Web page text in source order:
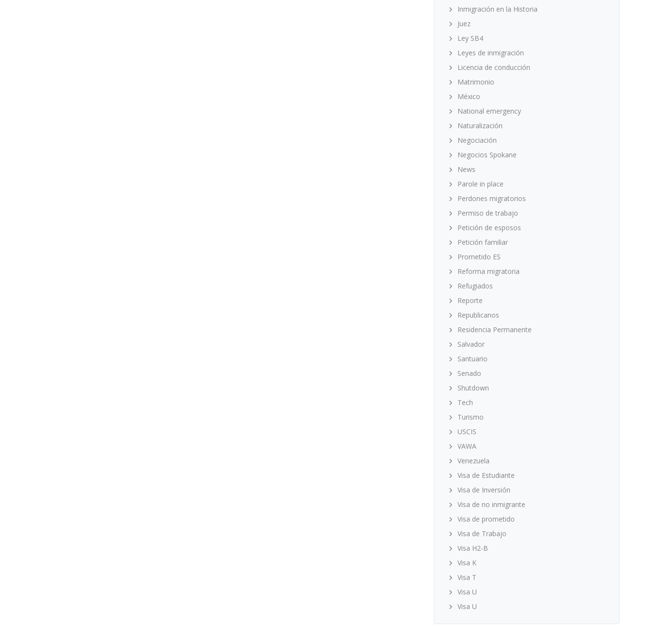
Inmigración en la Historia
Juez
Ley SB4
Leyes de inmigración
Licencia de conducción
Matrimonio
México
National emergency
Naturalización
Negociación
Negocios Spokane
News
Parole in place
Perdones migratorios
Permiso de trabajo
Petición de esposos
Petición familiar
Prometido ES
Reforma migratoria
Refugiados
Reporte
Republicanos
Residencia Permanente
Salvador
Santuario
Senado
Shutdown
Tech
Turismo
USCIS
VAWA
Venezuela
Visa de Estudiante
Visa de Inversión
Visa de no inmigrante
Visa de prometido
Visa de Trabajo
Visa H2-B
Visa K
Visa T
Visa U
Visa U